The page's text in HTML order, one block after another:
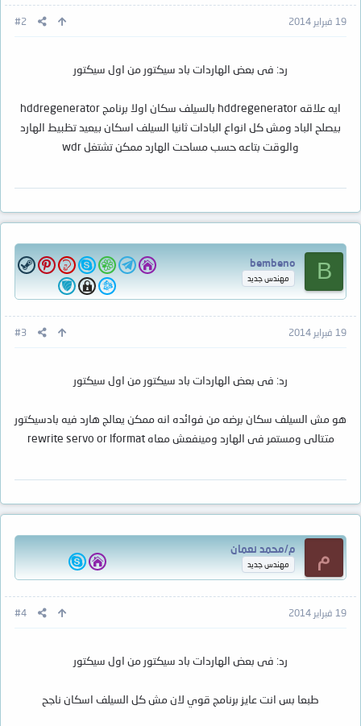
19 فبراير 2014 #2
رد: فى بعض الهاردات باد سيكتور من اول سيكتور
ايه علاقه hddregenerator بالسيلف سكان اولا برنامج hddregenerator
بيصلح الباد ومش كل انواع البادات ثانيا السيلف اسكان بيعيد تظبيط الهارد
والوقت بتاعه حسب مساحت الهارد ممكن تشتغل wdr
B
bembeno
مهندس جديد
19 فبراير 2014 #3
رد: فى بعض الهاردات باد سيكتور من اول سيكتور
هو مش السيلف سكان برضه من فوائده انه ممكن يعالج هارد فيه بادسيكتور
متتالى ومستمر فى الهارد ومينفعش معاه rewrite servo or lformat
م م/محمد نعمان
مهندس جديد
19 فبراير 2014 #4
رد: فى بعض الهاردات باد سيكتور من اول سيكتور
طبعا بس انت عايز برنامج قوي لان مش كل السيلف اسكان ناجح